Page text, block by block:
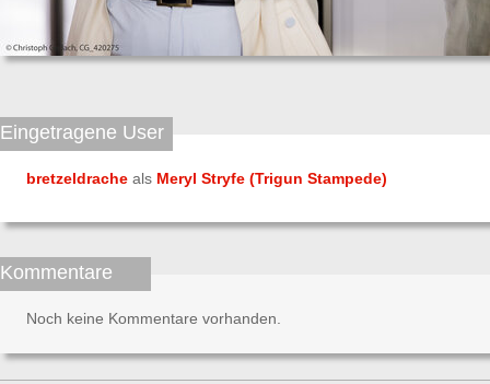
Eingetragene User
bretzeldrache als Meryl Stryfe (Trigun Stampede)
Kommentare
Noch keine Kommentare vorhanden.